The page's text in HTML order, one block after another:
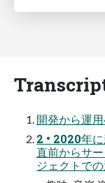
開発から運
2 • 2020年
直前からサ
ジェクトで